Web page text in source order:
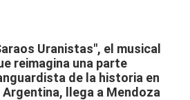
Uranistas", el musical
reimagina una parte
de la historia en
Argentina, llega a Mendoza